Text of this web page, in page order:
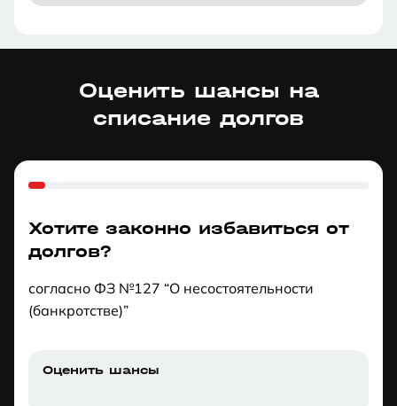
Оценить шансы на
списание долгов
Хотите законно избавиться от
долгов?
согласно ФЗ №127 “О несостоятельности
(банкротстве)”
Оценить шансы